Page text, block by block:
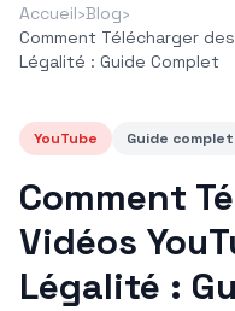
Accueil›Blog›
Comment Télécharger
Légalité : Guide Complet
YouTube Guide complet
Comment
Vidéos
Légalité :